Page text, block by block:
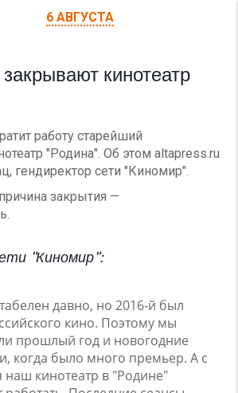
6 АВГУСТА
кинотеатр
работу старейший
"Родина". Об этом altapress.ru
гендиректор сети "Киномир".
закрытия —
"Киномир":
давно, но 2016-й был
кино. Поэтому мы
прошлый год и новогодние
когда было много премьер. А с
наш кинотеатр в "Родине"